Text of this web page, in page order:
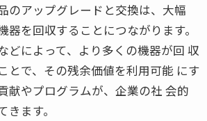
のアップグレードと交換は、大幅
器を回収することにつながります。
どによって、より多くの機器が回 収
とで、その残余価値を利用可能 にす
献やプログラムが、企業の社 会的
ます。